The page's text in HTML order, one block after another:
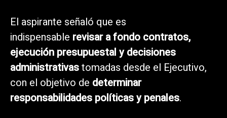
El aspirante señaló que es
indispensable revisar a fondo contratos,
ejecución presupuestal y decisiones
administrativastomadas desde el Ejecutivo,
con el objetivo de determinar
responsabilidades políticas y penales.